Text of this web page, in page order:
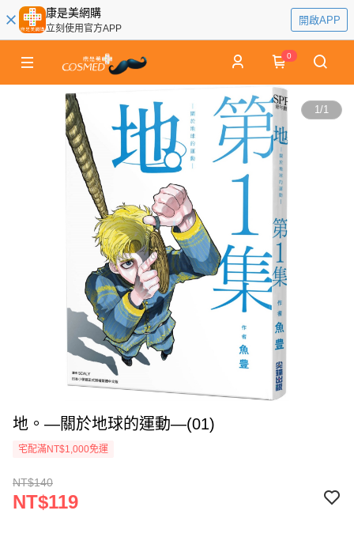
康是美網購
立刻使用官方APP
開啟APP
0
1/1
地。—關於地球的運動—(01)
宅配滿NT$1,000免運
NT$140
NT$119